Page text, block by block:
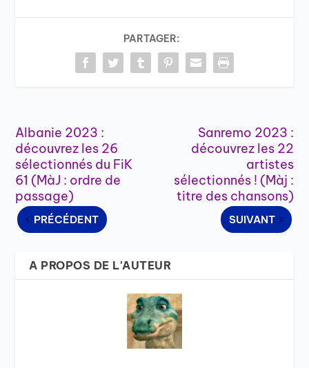
PARTAGER:
Albanie 2023 :
découvrez les 26
sélectionnés du FiK
61 (MàJ : ordre de
passage)
PRÉCÉDENT
Sanremo 2023 :
découvrez les 22
artistes
sélectionnés ! (Màj :
titre des chansons)
SUIVANT
A PROPOS DE L'AUTEUR